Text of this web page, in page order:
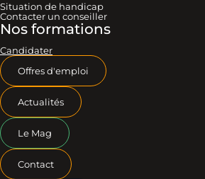
Situation de handicap
Contacter un conseiller
Nos formations
Candidater
Offres d'emploi
Actualités
Le Mag
Contact